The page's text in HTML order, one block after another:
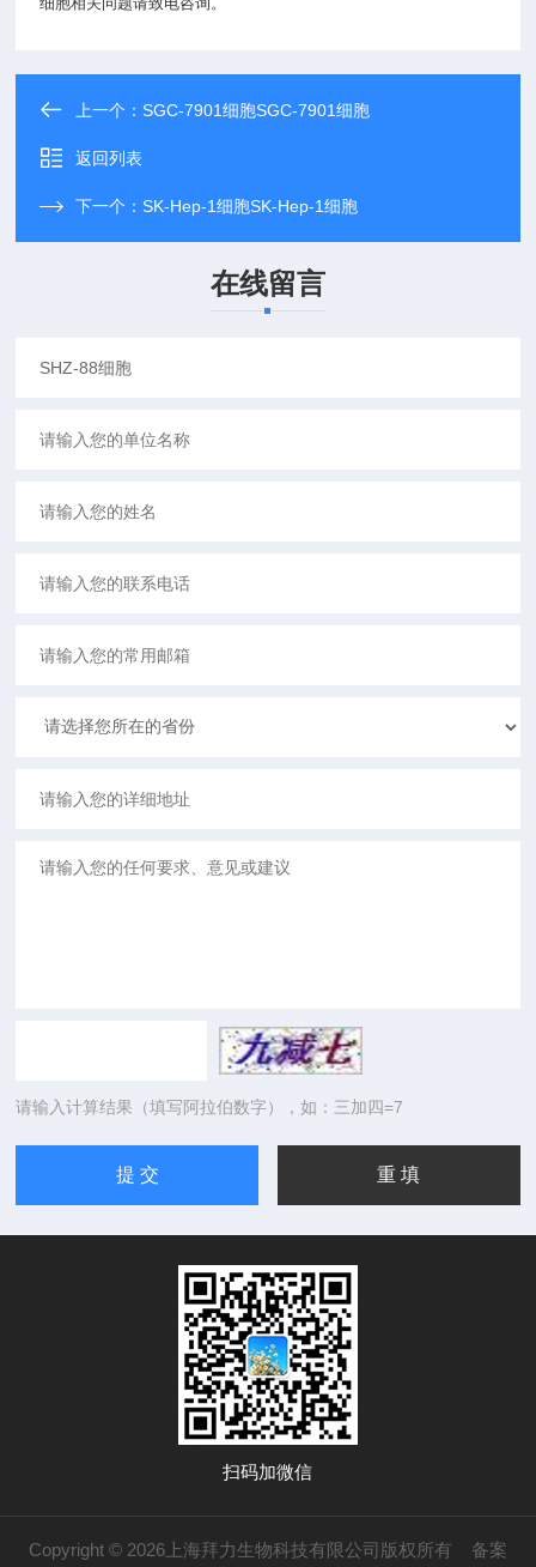
上一个：SGC-7901细胞SGC-7901细胞
返回列表
下一个：SK-Hep-1细胞SK-Hep-1细胞
在线留言
请输入计算结果（填写阿拉伯数字），如：三加四=7
扫码加微信
Copyright © 2026上海拜力生物科技有限公司版权所有 备案